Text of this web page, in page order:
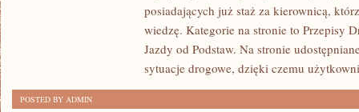
FAKTYposiadających już staż za kierownicą,
wiedzę. Kategorie na stronie to Przepisy
Jazdy od Podstaw. Na stronie
sytuacje drogowe, dzięki czemu
POSTED BY ADMIN